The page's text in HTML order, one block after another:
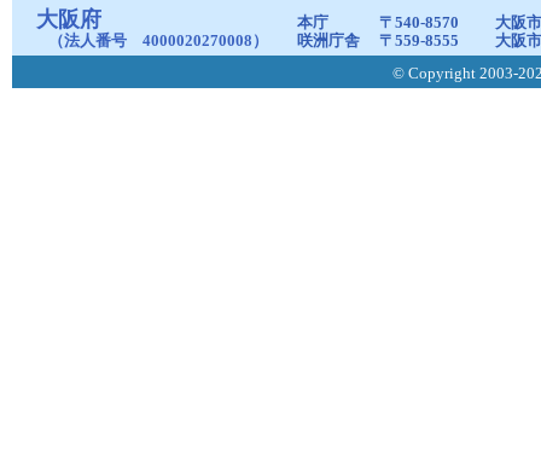
大阪府
（法人番号 4000020270008）
本庁 〒540-8570
大阪
咲洲庁舎
〒559-8555
大阪
© Copyright 2003-